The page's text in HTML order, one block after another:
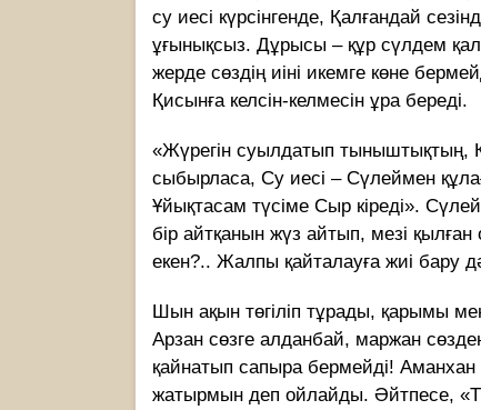
су иесі күрсінгенде, Қалғандай
ұғынықсыз. Дұрысы – құр сүлдем
жерде сөздің иіні икемге көне
Қисынға келсін-келмесін ұра береді.
«Жүрегін суылдатып тыныштықтың,
сыбырласа, Су иесі – Сүлеймен
Ұйықтасам түсіме Сыр кіреді».
бір айтқанын жүз айтып, мезі
екен?.. Жалпы қайталауға жиі бару
Шын ақын төгіліп тұрады, қарымы
Арзан сөзге алданбай, маржан
қайнатып сапыра бермейді! Аманхан
жатырмын деп ойлайды. Әйтпесе,